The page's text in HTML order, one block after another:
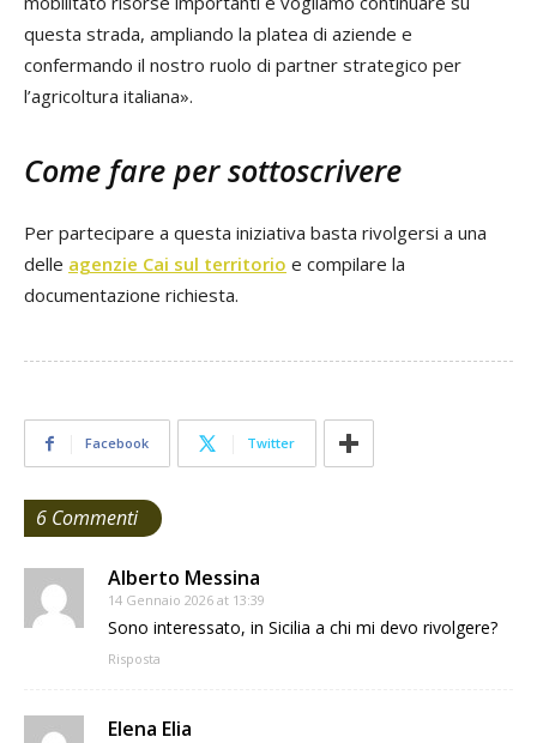
questa strada, ampliando la platea di aziende e
confermando il nostro ruolo di partner strategico per
l’agricoltura italiana».
Come fare per sottoscrivere
Per partecipare a questa iniziativa basta rivolgersi a una
delle agenzie Cai sul territorio e compilare la
documentazione richiesta.
Facebook Twitter
6 Commenti
Alberto Messina
14 Gennaio 2026 at 13:39
Sono interessato, in Sicilia a chi mi devo rivolgere?
Risposta
Elena Elia